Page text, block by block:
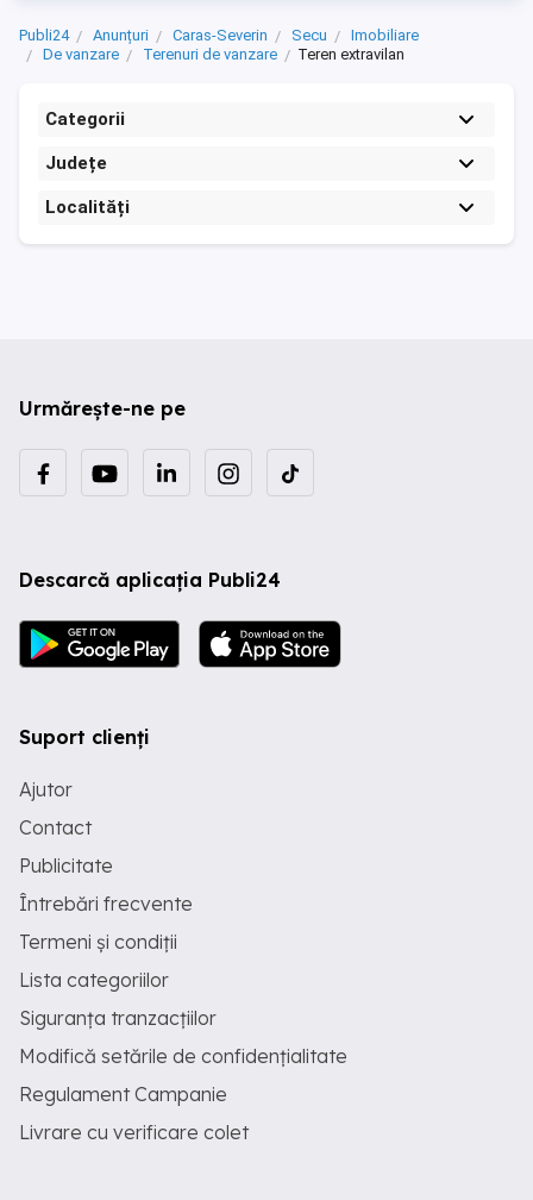
Publi24 Anunțuri Caras-Severin Secu
Imobiliare
De vanzare
Terenuri de vanzare Teren extravilan
Categorii
Județe
Localități
Urmărește-ne pe
Descarcă aplicația Publi24
Suport clienți
Ajutor
Contact
Publicitate
Întrebări frecvente
Termeni și condiții
Lista categoriilor
Siguranța tranzacțiilor
Modifică setările de confidențialitate
Regulament Campanie
Livrare cu verificare colet